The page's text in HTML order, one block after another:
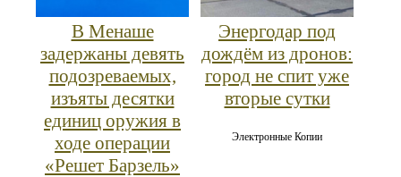
В Менаше
задержаны девять
подозреваемых,
изъяты десятки
единиц оружия в
ходе операции
«Решет Барзель»
Энергодар под
дождём из дронов:
город не спит уже
вторые сутки
Электронные Копии